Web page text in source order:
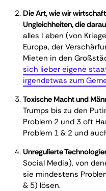
Die Art, wie wir
Ungleichheiten, die
alles Leben (von
Europa, der
Mieten in den
sich lieber eigene
irgendetwas zum
Toxische Macht und
Trumps bis zu den
Problem 2 und 3 oft
Problem 1 & 2 und
Unregulierte
Social Media), von
sie mindestens
& 5) lösen.